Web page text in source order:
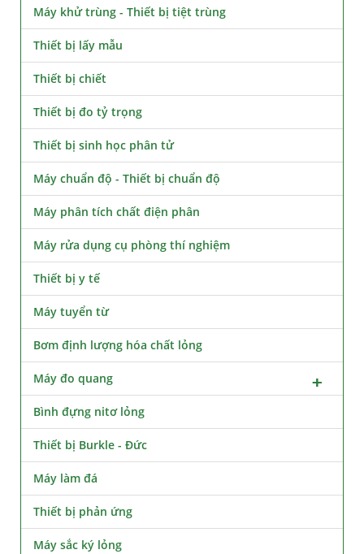
Máy khử trùng - Thiết bị tiệt trùng
Thiết bị lấy mẫu
Thiết bị chiết
Thiết bị đo tỷ trọng
Thiết bị sinh học phân tử
Máy chuẩn độ - Thiết bị chuẩn độ
Máy phân tích chất điện phân
Máy rửa dụng cụ phòng thí nghiệm
Thiết bị y tế
Máy tuyển từ
Bơm định lượng hóa chất lỏng
Máy đo quang
Bình đựng nitơ lỏng
Thiết bị Burkle - Đức
Máy làm đá
Thiết bị phản ứng
Máy sắc ký lỏng